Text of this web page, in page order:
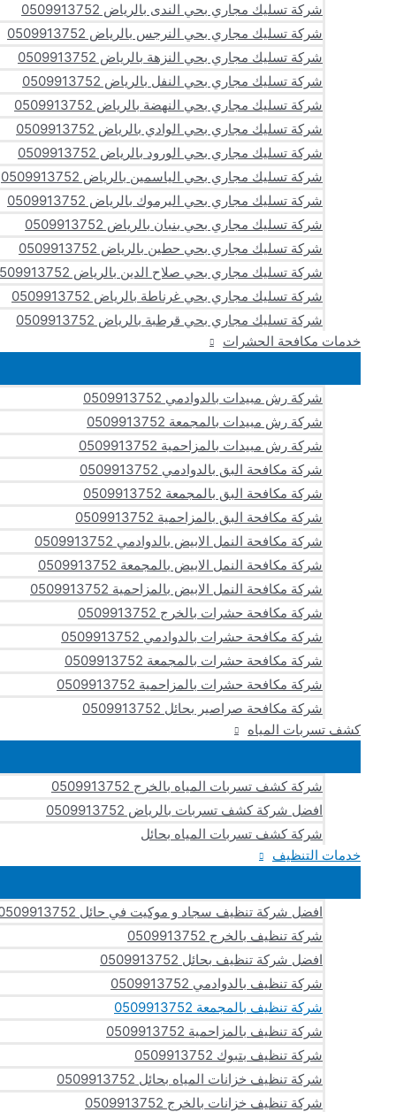
شركة تسليك مجاري بحي الندى بالرياض 0509913752
شركة تسليك مجاري بحي النرجس بالرياض 0509913752
شركة تسليك مجاري بحي النزهة بالرياض 0509913752
شركة تسليك مجاري بحي النفل بالرياض 0509913752
شركة تسليك مجاري بحي النهضة بالرياض 0509913752
شركة تسليك مجاري بحي الوادي بالرياض 0509913752
شركة تسليك مجاري بحي الورود بالرياض 0509913752
شركة تسليك مجاري بحي الياسمين بالرياض 0509913752
شركة تسليك مجاري بحي اليرموك بالرياض 0509913752
شركة تسليك مجاري بحي بنبان بالرياض 0509913752
شركة تسليك مجاري بحي حطين بالرياض 0509913752
شركة تسليك مجاري بحي صلاح الدين بالرياض 0509913752
شركة تسليك مجاري بحي غرناطة بالرياض 0509913752
شركة تسليك مجاري بحي قرطبة بالرياض 0509913752
خدمات مكافحة الحشرات
شركة رش مبيدات بالدوادمي 0509913752
شركة رش مبيدات بالمجمعة 0509913752
شركة رش مبيدات بالمزاحمية 0509913752
شركة مكافحة البق بالدوادمي 0509913752
شركة مكافحة البق بالمجمعة 0509913752
شركة مكافحة البق بالمزاحمية 0509913752
شركة مكافحة النمل الابيض بالدوادمي 0509913752
شركة مكافحة النمل الابيض بالمجمعة 0509913752
شركة مكافحة النمل الابيض بالمزاحمية 0509913752
شركة مكافحة حشرات بالخرج 0509913752
شركة مكافحة حشرات بالدوادمي 0509913752
شركة مكافحة حشرات بالمجمعة 0509913752
شركة مكافحة حشرات بالمزاحمية 0509913752
شركة مكافحة صراصير بحائل 0509913752
كشف تسربات المياه
شركة كشف تسربات المياه بالخرج 0509913752
افضل شركة كشف تسربات بالرياض 0509913752
شركة كشف تسربات المياه بحائل
خدمات التنظيف
افضل شركة تنظيف سجاد و موكيت في حائل 0509913752
شركة تنظيف بالخرج 0509913752
افضل شركة تنظيف بحائل 0509913752
شركة تنظيف بالدوادمي 0509913752
شركة تنظيف بالمجمعة 0509913752
شركة تنظيف بالمزاحمية 0509913752
شركة تنظيف بتبوك 0509913752
شركة تنظيف خزانات المياه بحائل 0509913752
شركة تنظيف خزانات بالخرج 0509913752